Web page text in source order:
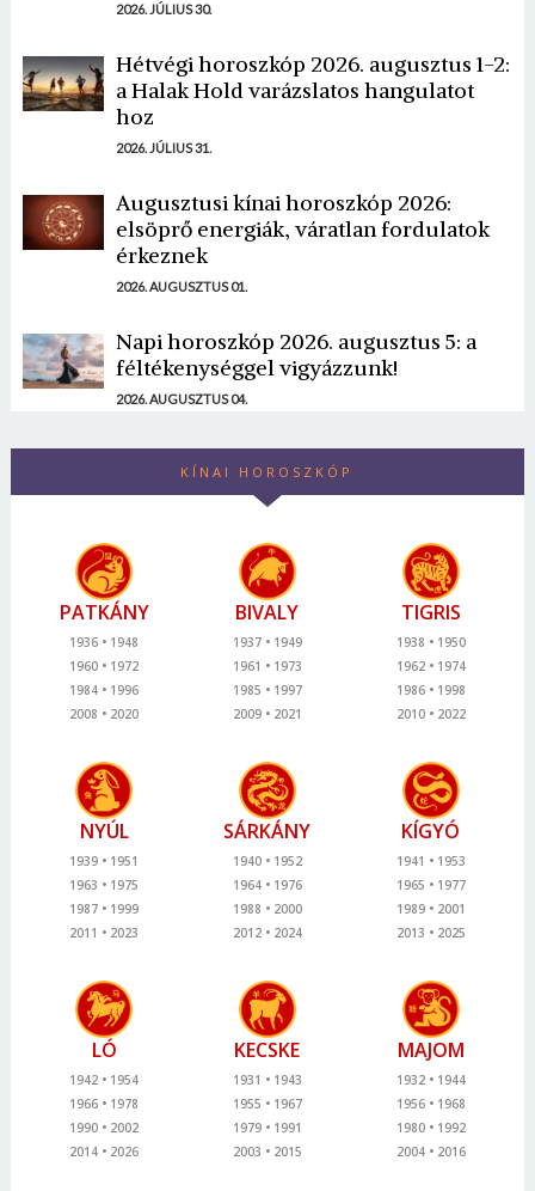
2026. JÚLIUS 30.
Hétvégi horoszkóp 2026. augusztus 1-2:
a Halak Hold varázslatos hangulatot
hoz
2026. JÚLIUS 31.
Augusztusi kínai horoszkóp 2026:
elsöprő energiák, váratlan fordulatok
érkeznek
2026. AUGUSZTUS 01.
Napi horoszkóp 2026. augusztus 5: a
féltékenységgel vigyázzunk!
2026. AUGUSZTUS 04.
KÍNAI HOROSZKÓP
PATKÁNY
1936
1948
1960
1972
1984
1996
2008
2020
BIVALY
1937
1949
1961
1973
1985
1997
2009
2021
TIGRIS
1938
1950
1962
1974
1986
1998
2010
2022
NYÚL
1939
1951
1963
1975
1987
1999
2011
2023
SÁRKÁNY
1940
1952
1964
1976
1988
2000
2012
2024
KÍGYÓ
1941
1953
1965
1977
1989
2001
2013
2025
LÓ
1942
1954
1966
1978
1990
2002
2014
2026
KECSKE
1931
1943
1955
1967
1979
1991
2003
2015
MAJOM
1932
1944
1956
1968
1980
1992
2004
2016